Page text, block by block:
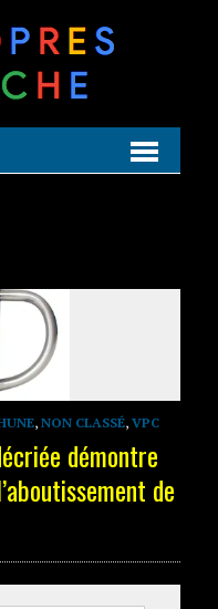
, NON CLASSÉ, VPC
démontre
de